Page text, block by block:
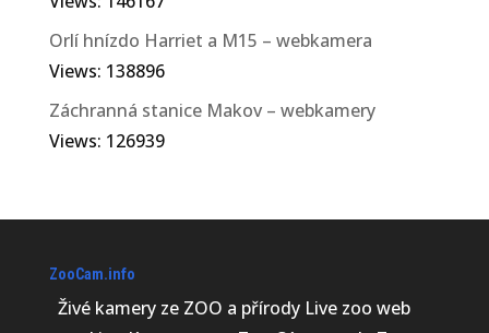
Orlí hnízdo Harriet a M15 – webkamera
Views: 138896
Záchranná stanice Makov – webkamery
Views: 126939
ZooCam.info
Živé kamery ze ZOO a přírody Live zoo web